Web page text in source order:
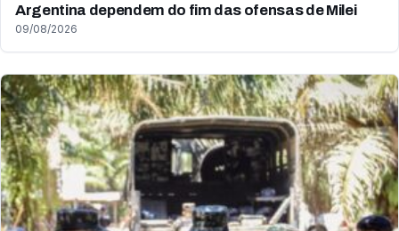
Argentina dependem do fim das ofensas de Milei
09/08/2026